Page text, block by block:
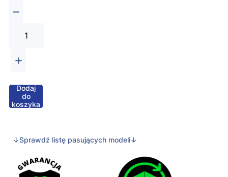
−
+
Dodaj
do
koszyka
↓Sprawdź listę pasujących modeli↓